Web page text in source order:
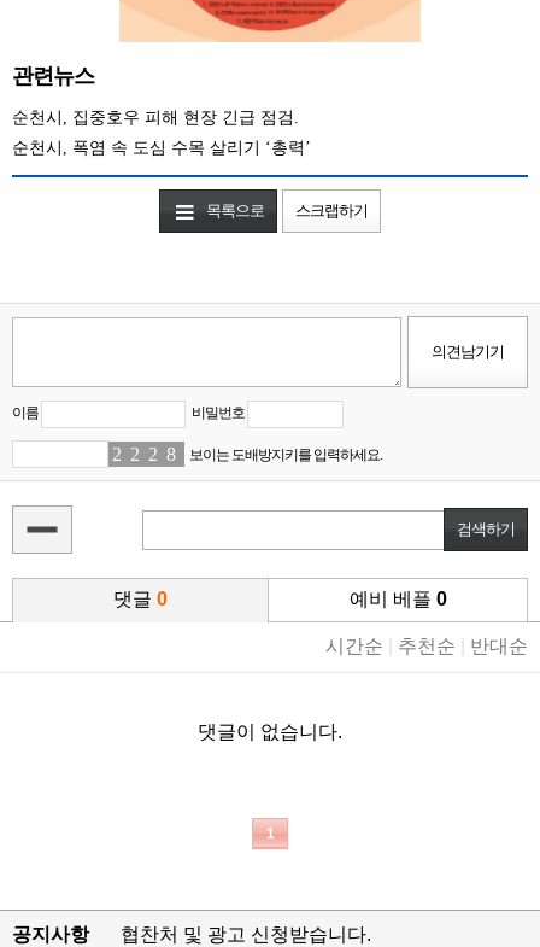
관련뉴스
순천시, 집중호우 피해 현장 긴급 점검.
순천시, 폭염 속 도심 수목 살리기 ‘총력’
목록으로 스크랩하기
이름 비밀번호
2 2 2 83 보이는 도배방지키를 입력하세요.
댓글 0 예비 베플 0
시간순 추천순 반대순
댓글이 없습니다.
1
공지사항 협찬처 및 광고 신청받습니다.